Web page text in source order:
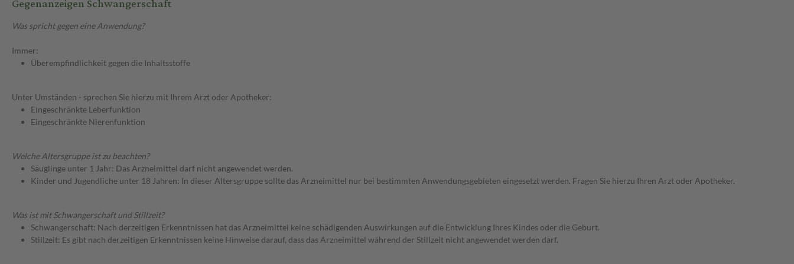
Was spricht gegen eine Anwendung?
Immer:
Überempfindlichkeit gegen die Inhaltsstoffe
Unter Umständen - sprechen Sie hierzu mit Ihrem Arzt oder Apotheker:
Eingeschränkte Leberfunktion
Eingeschränkte Nierenfunktion
Welche Altersgruppe ist zu beachten?
Säuglinge unter 1 Jahr: Das Arzneimittel darf nicht angewendet werden.
Kinder und Jugendliche unter 18 Jahren: In dieser Altersgruppe sollte das Arzneimittel nur bei bestimmten Anwendungsgebieten eingesetzt werden. Fragen Sie hierzu Ihren Arzt oder Apotheker.
Was ist mit Schwangerschaft und Stillzeit?
Schwangerschaft: Nach derzeitigen Erkenntnissen hat das Arzneimittel keine schädigenden Auswirkungen auf die Entwicklung Ihres Kindes oder die Geburt.
Stillzeit: Es gibt nach derzeitigen Erkenntnissen keine Hinweise darauf, dass das Arzneimittel während der Stillzeit nicht angewendet werden darf.